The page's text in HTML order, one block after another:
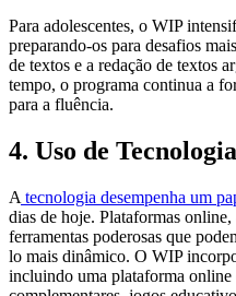
Para adolescentes, o WIP
preparando-os para desafios
de textos e a redação de textos
tempo, o programa continua a
para a fluência.
4. Uso de
A tecnologia desempenha um
dias de hoje. Plataformas
ferramentas poderosas que
lo mais dinâmico. O WIP
incluindo uma plataforma online